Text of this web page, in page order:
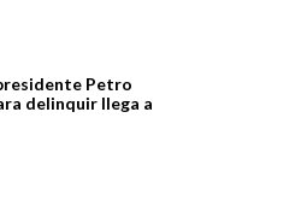
Petro
delinquir llega a